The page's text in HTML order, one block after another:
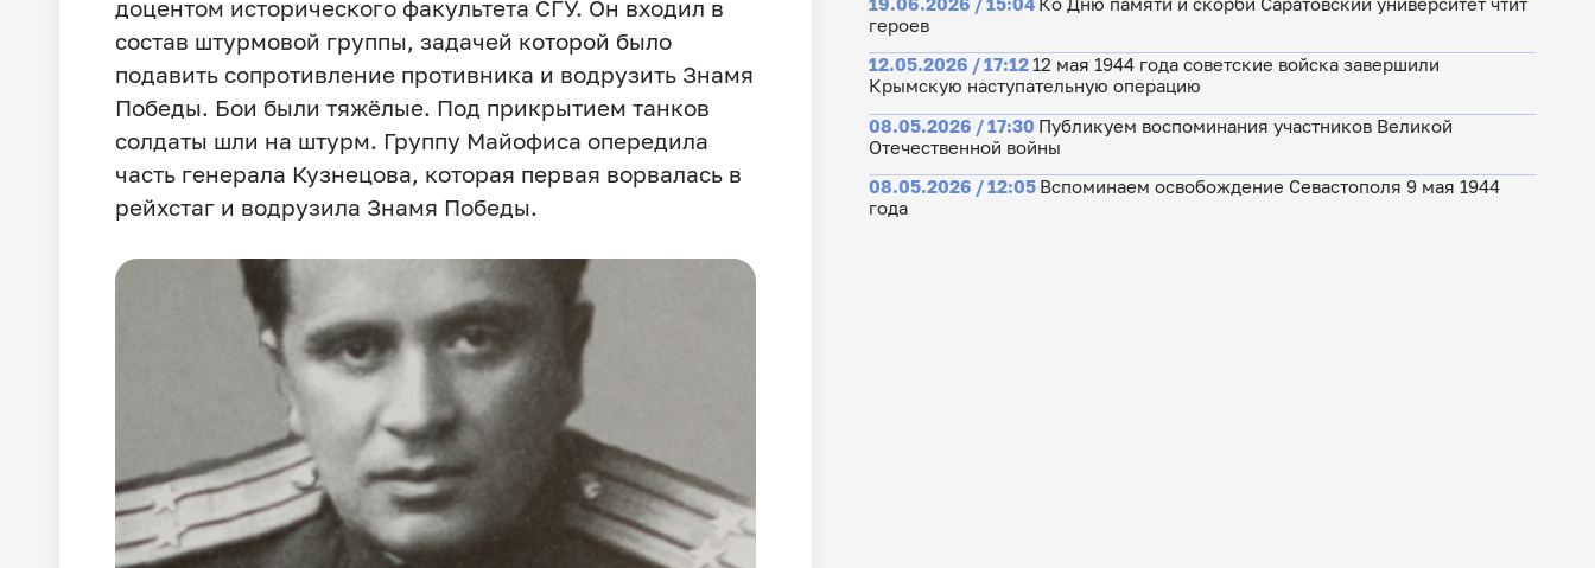
доцентом исторического факультета СГУ. Он входил в
состав штурмовой группы, задачей которой было
подавить сопротивление противника и водрузить Знамя
Победы. Бои были тяжёлые. Под прикрытием танков
солдаты шли на штурм. Группу Майофиса опередила
часть генерала Кузнецова, которая первая ворвалась в
рейхстаг и водрузила Знамя Победы.
героев
12.05.2026 / 17:1212 мая 1944 года советские войска завершили
Крымскую наступательную операцию
08.05.2026 / 17:30 Публикуем воспоминания участников Великой
Отечественной войны
08.05.2026 / 12:05 Вспоминаем освобождение Севастополя 9 мая 1944
года